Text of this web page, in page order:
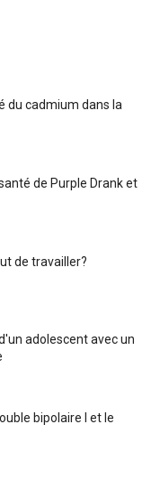
du cadmium dans la
de Purple Drank et
de travailler?
adolescent avec un
bipolaire I et le